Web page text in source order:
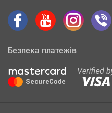
Безпека платежів